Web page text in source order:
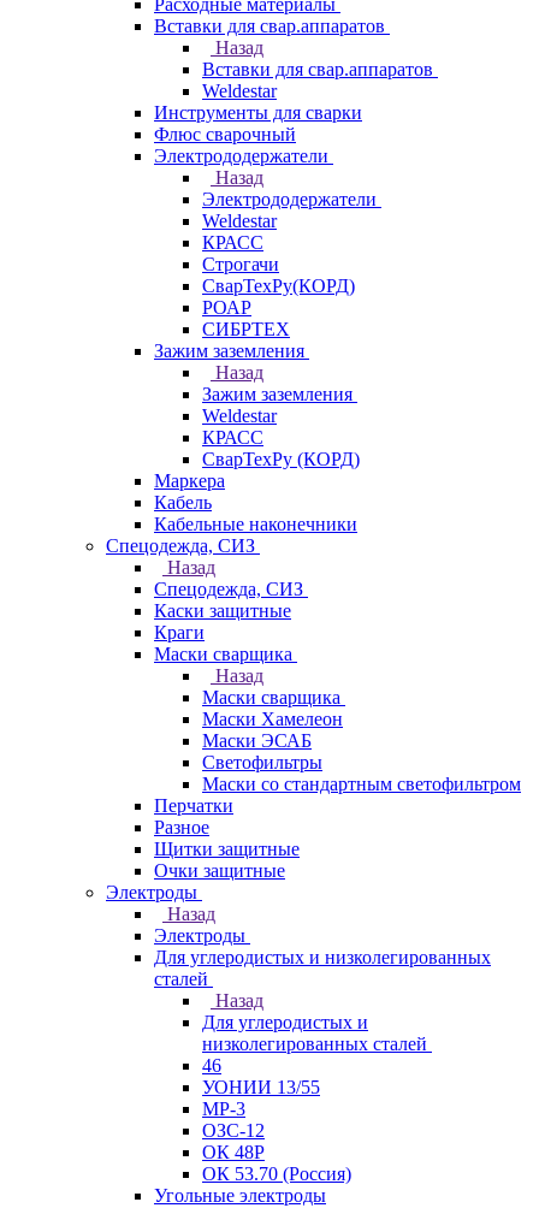
Расходные материалы
Вставки для свар.аппаратов
Назад
Вставки для свар.аппаратов
Weldestar
Инструменты для сварки
Флюс сварочный
Электрододержатели
Назад
Электрододержатели
Weldestar
КРАСС
Строгачи
СварТехРу(КОРД)
РОАР
СИБРТЕХ
Зажим заземления
Назад
Зажим заземления
Weldestar
КРАСС
СварТехРу (КОРД)
Маркера
Кабель
Кабельные наконечники
Спецодежда, СИЗ
Назад
Спецодежда, СИЗ
Каски защитные
Краги
Маски сварщика
Назад
Маски сварщика
Маски Хамелеон
Маски ЭСАБ
Светофильтры
Маски со стандартным светофильтром
Перчатки
Разное
Щитки защитные
Очки защитные
Электроды
Назад
Электроды
Для углеродистых и низколегированных
сталей
Назад
Для углеродистых и
низколегированных сталей
46
УОНИИ 13/55
МР-3
ОЗС-12
ОК 48Р
ОК 53.70 (Россия)
Угольные электроды